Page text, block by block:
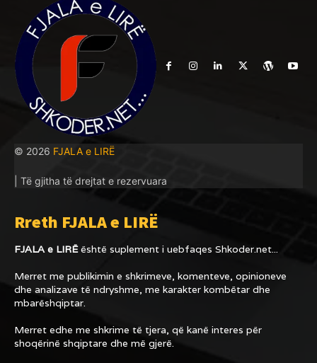
© 2026 FJALA e LIRË
| Të gjitha të drejtat e rezervuara
Rreth FJALA e LIRË
FJALA e LIRËështë suplement i uebfaqes Shkoder.net...
Merret me publikimin e shkrimeve, komenteve, opinioneve
dhe analizave të ndryshme, me karakter kombëtar dhe
mbarëshqiptar.
Merret edhe me shkrime të tjera, që kanë interes për
shoqërinë shqiptare dhe më gjerë.